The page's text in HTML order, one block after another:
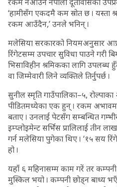
‘हामीसँग एकदमै कम स्रोत छ । यस्ता
रकम आउँदैन,’ उनले भनिन् ।
मलेसिया सरकारको नियमअनुसार
रिंगेटसम्म उपचार सुविधा पाउने गरी
भिसाविहीन श्रमिकका लागि
वा जिम्मेवारी लिने व्यक्तिले तिर्नुपर्छ ।
सुनील स्मृति गाउँपालिका–५,
पीडितमध्येका एक हुन् । रकम
बताए । उनलाई पेटसँग सम्बन्धित
इम्प्लोइमेन्ट सर्भिस प्रालिलाई तीन
गर्न मलेसिया पुगेका थिए । ‘१५ सय
हो ।
यहाँ ६ महिनासम्म काम गरें तर कम्पनी
मुस्किल भयो । कम्पनी छोड्न बाध्य